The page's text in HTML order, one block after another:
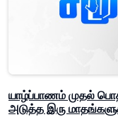
யாழ்ப்பாணம் முதல்
அடுத்த இரு